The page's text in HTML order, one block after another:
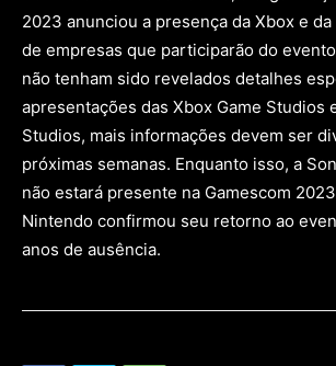
2023 anunciou a presença da Xbox e
de empresas que participarão do
não tenham sido revelados detalhes
apresentações das Xbox Game Studios
Studios, mais informações devem ser
próximas semanas. Enquanto isso, a
não estará presente na Gamescom
Nintendo confirmou seu retorno ao
anos de ausência.